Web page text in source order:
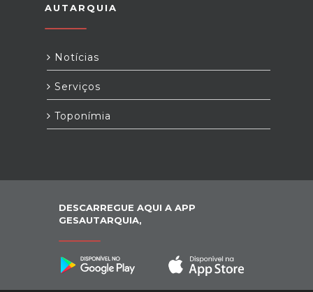
AUTARQUIA
Notícias
Serviços
Toponímia
DESCARREGUE AQUI A APP
GESAUTARQUIA,